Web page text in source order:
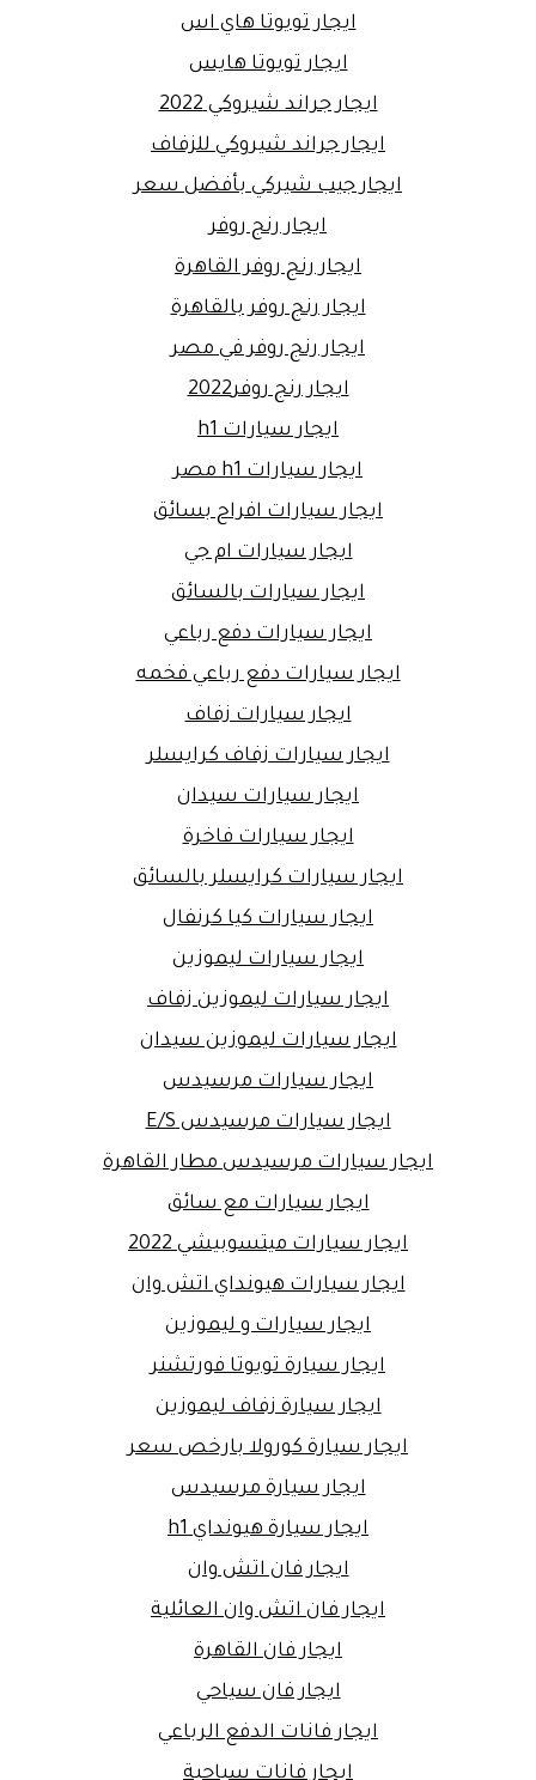
ايجار تويوتا هاي اس
ايجار تويوتا هايس
ايجار جراند شيروكي 2022
ايجار جراند شيروكي للزفاف
ايجار جيب شيركي بأفضل سعر
ايجار رنج روفر
ايجار رنج روفر القاهرة
ايجار رنج روفر بالقاهرة
ايجار رنج روفر في مصر
ايجار رنج روفر2022
ايجار سيارات h1
ايجار سيارات h1 مصر
ايجار سيارات افراح بسائق
ايجار سيارات ام جي
ايجار سيارات بالسائق
ايجار سيارات دفع رباعي
ايجار سيارات دفع رباعي فخمه
ايجار سيارات زفاف
ايجار سيارات زفاف كرايسلر
ايجار سيارات سيدان
ايجار سيارات فاخرة
ايجار سيارات كرايسلر بالسائق
ايجار سيارات كيا كرنفال
ايجار سيارات ليموزين
ايجار سيارات ليموزين زفاف
ايجار سيارات ليموزين سيدان
ايجار سيارات مرسيدس
ايجار سيارات مرسيدس E/S
ايجار سيارات مرسيدس مطار القاهرة
ايجار سيارات مع سائق
ايجار سيارات ميتسوبيشي 2022
ايجار سيارات هيونداي اتش وان
ايجار سيارات و ليموزين
ايجار سيارة تويوتا فورتشنر
ايجار سيارة زفاف ليموزين
ايجار سيارة كورولا بارخص سعر
ايجار سيارة مرسيدس
ايجار سيارة هيونداي h1
ايجار فان اتش وان
ايجار فان اتش وان العائلية
ايجار فان القاهرة
ايجار فان سياحي
ايجار فانات الدفع الرباعي
ايجار فانات سياحية